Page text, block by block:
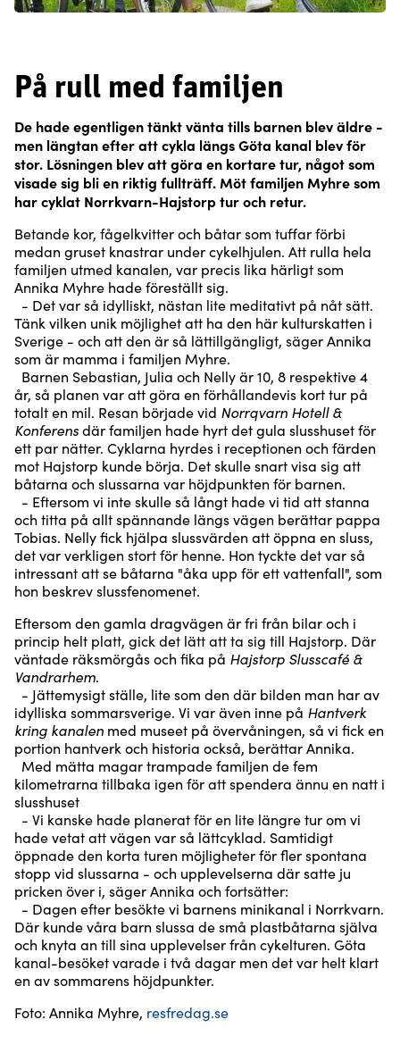
På rull med familjen
De hade egentligen tänkt vänta tills barnen blev äldre -
men längtan efter att cykla längs Göta kanal blev för
stor. Lösningen blev att göra en kortare tur, något som
visade sig bli en riktig fullträff. Möt familjen Myhre som
har cyklat Norrkvarn-Hajstorp tur och retur.
Betande kor, fågelkvitter och båtar som tuffar förbi
medan gruset knastrar under cykelhjulen. Att rulla hela
familjen utmed kanalen, var precis lika härligt som
Annika Myhre hade föreställt sig.
- Det var så idylliskt, nästan lite meditativt på nåt sätt.
Tänk vilken unik möjlighet att ha den här kulturskatten i
Sverige - och att den är så lättillgängligt, säger Annika
som är mamma i familjen Myhre.
Barnen Sebastian, Julia och Nelly är 10, 8 respektive 4
år, så planen var att göra en förhållandevis kort tur på
totalt en mil. Resan började vid Norrqvarn Hotell &
Konferensdär familjen hade hyrt det gula slusshuset för
ett par nätter. Cyklarna hyrdes i receptionen och färden
mot Hajstorp kunde börja. Det skulle snart visa sig att
båtarna och slussarna var höjdpunkten för barnen.
- Eftersom vi inte skulle så långt hade vi tid att stanna
och titta på allt spännande längs vägen berättar pappa
Tobias. Nelly fick hjälpa slussvärden att öppna en sluss,
det var verkligen stort för henne. Hon tyckte det var så
intressant att se båtarna "åka upp för ett vattenfall", som
hon beskrev slussfenomenet.
Eftersom den gamla dragvägen är fri från bilar och i
princip helt platt, gick det lätt att ta sig till Hajstorp. Där
väntade räksmörgås och fika på Hajstorp Slusscafé &
Vandrarhem.
- Jättemysigt ställe, lite som den där bilden man har av
idylliska sommarsverige. Vi var även inne på Hantverk
kring kanalen med museet på övervåningen, så vi fick en
portion hantverk och historia också, berättar Annika.
Med mätta magar trampade familjen de fem
kilometrarna tillbaka igen för att spendera ännu en natt i
slusshuset
- Vi kanske hade planerat för en lite längre tur om vi
hade vetat att vägen var så lättcyklad. Samtidigt
öppnade den korta turen möjligheter för fler spontana
stopp vid slussarna - och upplevelserna där satte ju
pricken över i, säger Annika och fortsätter:
- Dagen efter besökte vi barnens minikanal i Norrkvarn.
Där kunde våra barn slussa de små plastbåtarna själva
och knyta an till sina upplevelser från cykelturen. Göta
kanal-besöket varade i två dagar men det var helt klart
en av sommarens höjdpunkter.
Foto: Annika Myhre, resfredag.se